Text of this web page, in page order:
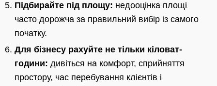
Підбирайте під площу: недооцінка площі
часто дорожча за правильний вибір із самого
початку.
Для бізнесу рахуйте не тільки кіловат-
години: дивіться на комфорт, сприйняття
простору, час перебування клієнтів і